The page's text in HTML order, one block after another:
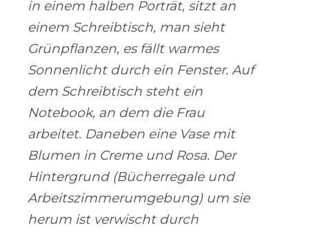
in einem halben Porträt, sitzt an
einem Schreibtisch, man sieht
Grünpflanzen, es fällt warmes
Sonnenlicht durch ein Fenster. Auf
dem Schreibtisch steht ein
Notebook, an dem die Frau
arbeitet. Daneben eine Vase mit
Blumen in Creme und Rosa. Der
Hintergrund (Bücherregale und
Arbeitszimmerumgebung) um sie
herum ist verwischt durch